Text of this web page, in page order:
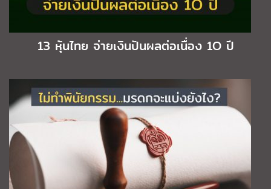
13 หุ้นไทย จ่ายเงินปันผลต่อเนื่อง 1O ปี